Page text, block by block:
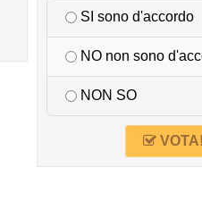
SI sono d'accordo
NO non sono
NON SO
VOTA!